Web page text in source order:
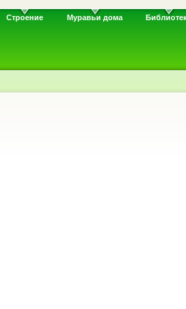
Строение Муравьи дома